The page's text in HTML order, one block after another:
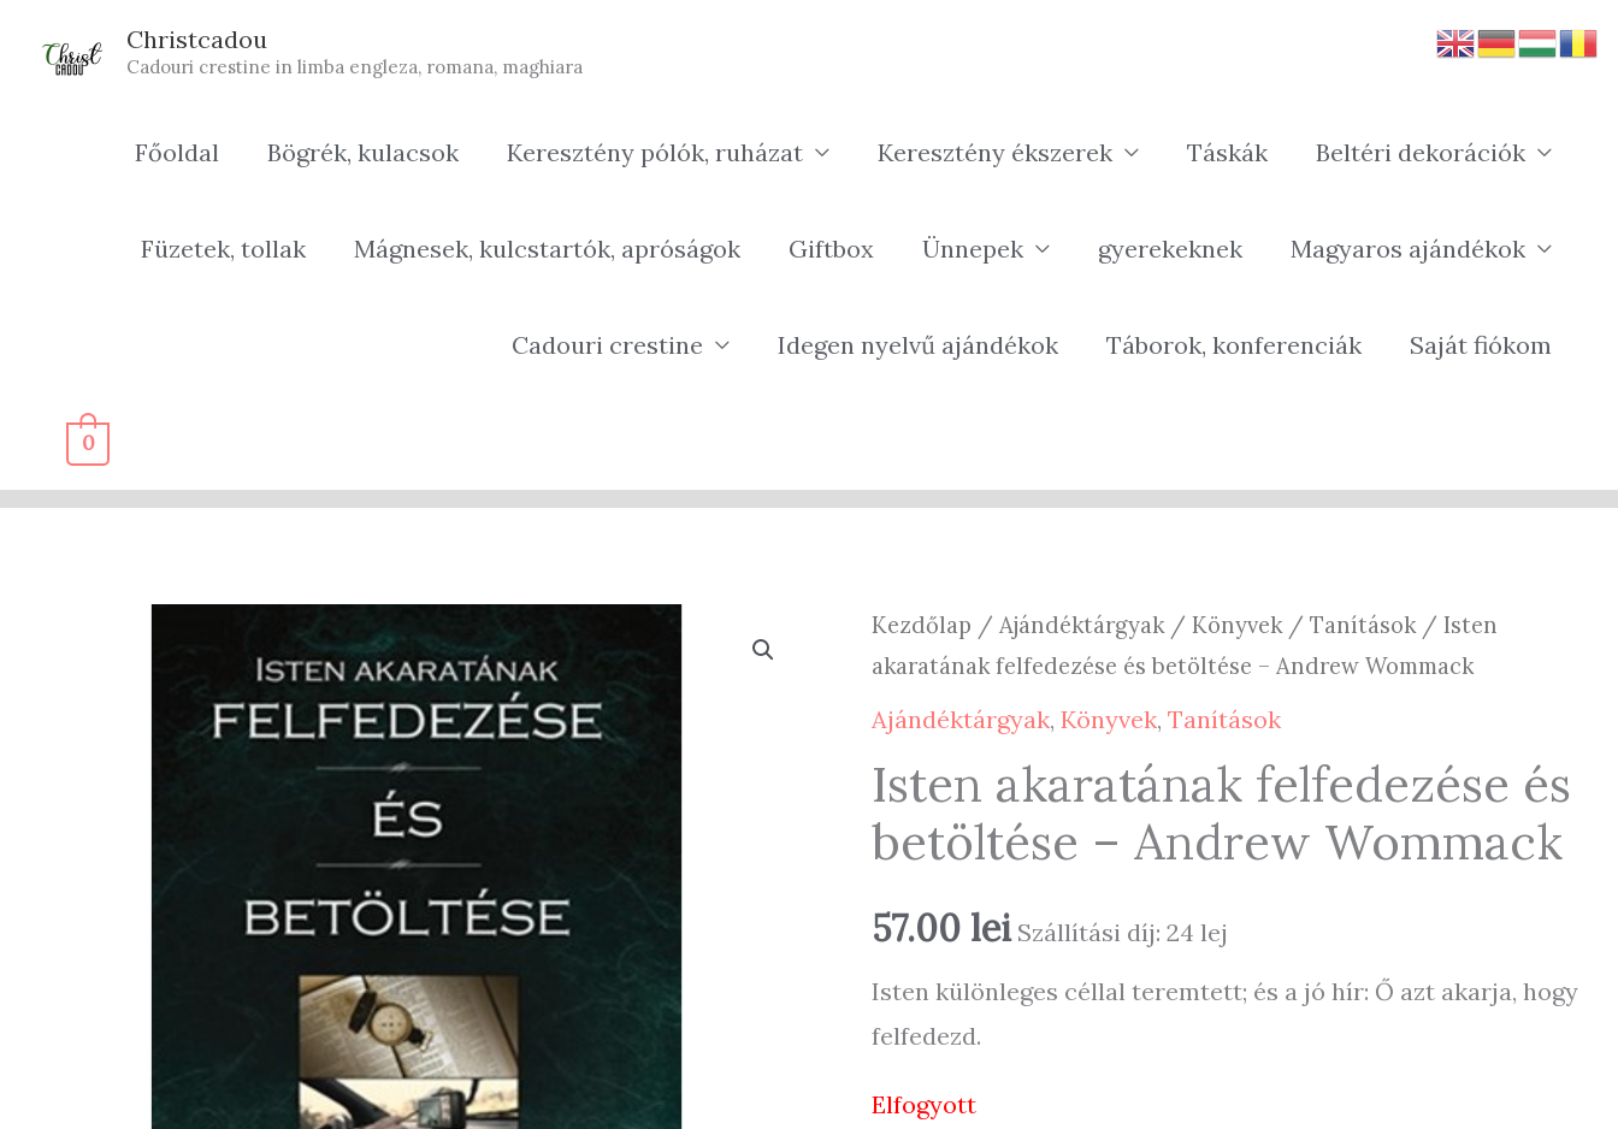
Christcadou
Cadouri crestine in limba engleza, romana, maghiara
Főoldal Bögrék, kulacsok Keresztény pólók, ruházat Keresztény ékszerek Táskák Beltéri dekorációk
Füzetek, tollak Mágnesek, kulcstartók, apróságok Giftbox Ünnepek gyerekeknek Magyaros ajándékok
Cadouri crestine Idegen nyelvű ajándékok Táborok, konferenciák Saját fiókom
0
Kezdőlap /Ajándéktárgyak/Könyvek/Tanítások/ Isten
akaratának felfedezése és betöltése – Andrew Wommack
Ajándéktárgyak,Könyvek,Tanítások
Isten akaratának felfedezése és
betöltése – Andrew Wommack
57.00 lei Szállítási díj: 24 lej
Isten különleges céllal teremtett; és a jó hír: Ő azt akarja, hogy
felfedezd.
Elfogyott